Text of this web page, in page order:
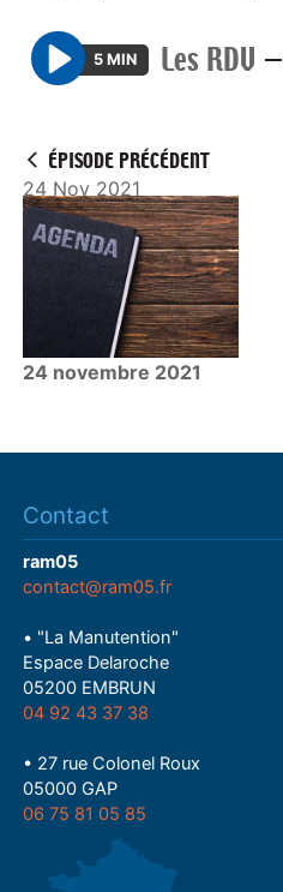
P
y
5 MIN Les RDV —
ÉPISODE PRÉCÉDENT
24 Nov 2021
24 novembre 2021
Contact
ram05
contact@ram05.fr
• "La Manutention"
Espace Delaroche
05200 EMBRUN
04 92 43 37 38
• 27 rue Colonel Roux
05000 GAP
06 75 81 05 85